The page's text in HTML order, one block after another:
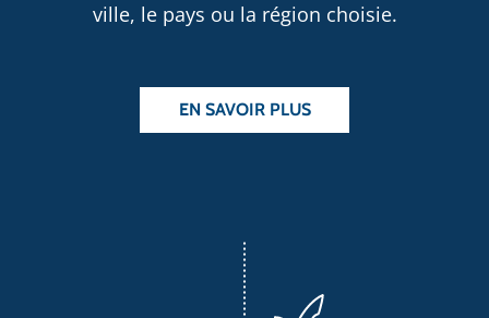
ville, le pays ou la région choisie.
EN SAVOIR PLUS